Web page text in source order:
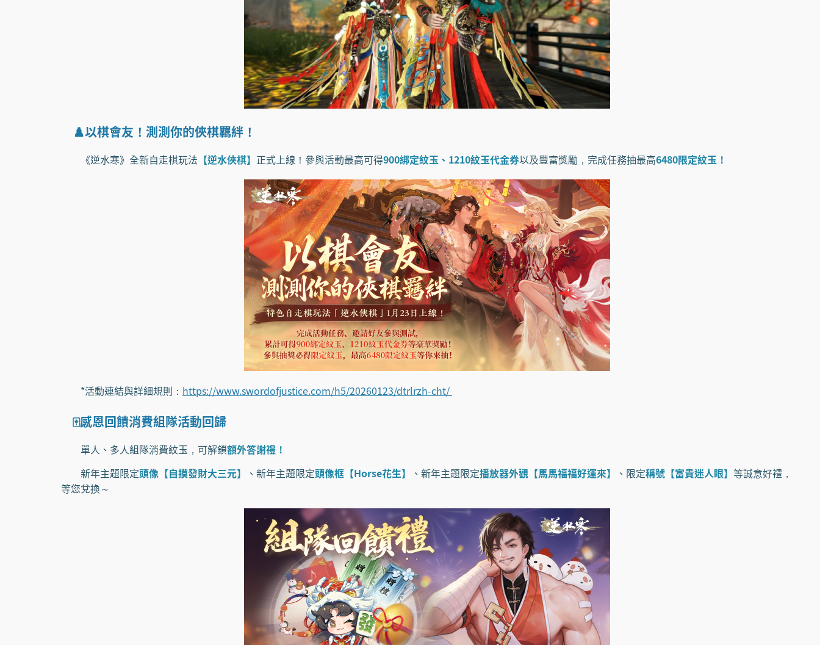
♟️以棋會友！測測你的俠棋羈絆！
《逆水寒》全新自走棋玩法 【逆水俠棋】 正式上線！參與活動最高可得900綁定紋玉、1210紋玉代金券以及豐富獎勵，完成任務抽最高6480限定紋玉！
*活動連結與詳細規則： https://www.swordofjustice.com/h5/20260123/dtrlrzh-cht/
🀄️感恩回饋消費組隊活動回歸
單人、多人組隊消費紋玉，可解鎖額外答謝禮！
新年主題限定頭像【自摸發財大三元】 、新年主題限定頭像框【Horse花生】 、新年主題限定播放器外觀【馬馬福福好運來】 、限定稱號【富貴迷人眼】 等誠意好禮，
等您兌換～